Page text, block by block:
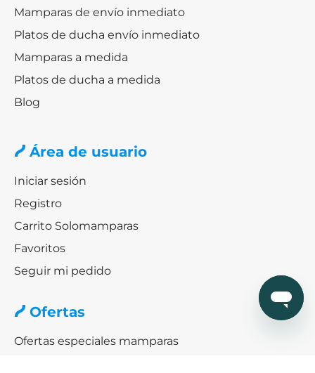
Mamparas de envío inmediato
Platos de ducha envío inmediato
Mamparas a medida
Platos de ducha a medida
Blog
Área de usuario
Iniciar sesión
Registro
Carrito Solomamparas
Favoritos
Seguir mi pedido
Ofertas
Ofertas especiales mamparas